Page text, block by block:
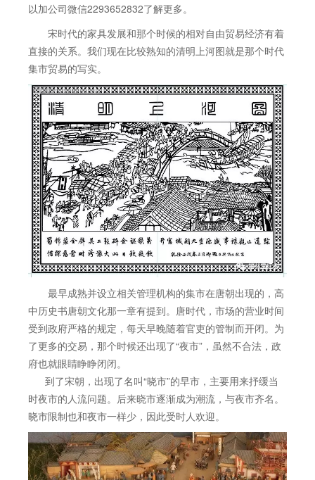
以加公司微信2293652832了解更多。
宋时代的家具发展和那个时候的相对自由贸易经济有着
直接的关系。我们现在比较熟知的清明上河图就是那个时代
集市贸易的写实。
最早成熟并设立相关管理机构的集市在唐朝出现的，高
中历史书唐朝文化那一章有提到。唐时代，市场的营业时间
受到政府严格的规定，每天早晚随着官吏的管制而开闭。为
了更多的交易，那个时候还出现了“夜市”，虽然不合法，政
府也就眼睛睁睁闭闭。
到了宋朝，出现了名叫“晓市”的早市，主要用来抒缓当
时夜市的人流问题。后来晓市逐渐成为潮流，与夜市齐名。
晓市限制也和夜市一样少，因此受时人欢迎。